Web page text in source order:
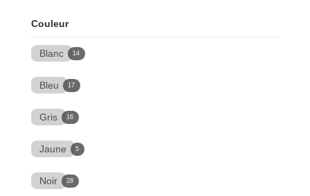
Couleur
Blanc 14
Bleu 17
Gris 16
Jaune 5
Noir 28